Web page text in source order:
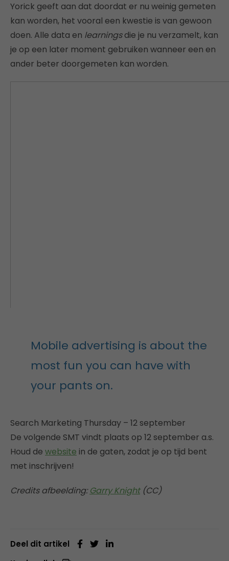
Yorick geeft aan dat doordat er nu weinig gemeten
kan worden, het vooral een kwestie is van gewoon
doen. Alle data en learningsdie je nu verzamelt, kan
je op een later moment gebruiken wanneer een en
ander beter doorgemeten kan worden.
Mobile advertising is about the
most fun you can have with
your pants on.
Search Marketing Thursday – 12 september
De volgende SMT vindt plaats op 12 september a.s.
Houd de website in de gaten, zodat je op tijd bent
met inschrijven!
Credits afbeelding:Garry Knight(CC)
Deel dit artikel